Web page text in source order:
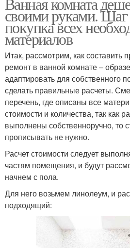
своими руками.
покупка всех
материалов
Итак, рассмотрим, как составить
ремонт в ванной комнате –
адаптировать для собственного
сделать правильные расчеты.
перечень, где описаны все
стоимости и количества, так как
выполнены собственноручно, то
прописывать не нужно.
Расчет стоимости следует
частям помещения, и будут
начнем с пола.
Для него возьмем линолеум, и
подходящий: